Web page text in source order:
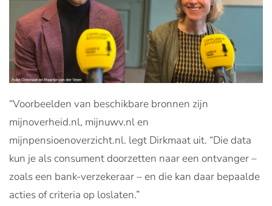
“Voorbeelden van beschikbare bronnen zijn
mijnoverheid.nl, mijnuwv.nl en
mijnpensioenoverzicht.nl. legt Dirkmaat uit. “Die data
kun je als consument doorzetten naar een ontvanger –
zoals een bank-verzekeraar – en die kan daar bepaalde
acties of criteria op loslaten.”